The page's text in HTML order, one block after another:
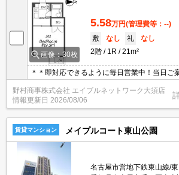
画像：30枚
5.58万円(管理費等：--)
敷
なし 礼
なし
2階
1R 21m²
＊＊即対応できるように毎日営業中！当日ご
野村商事株式会社 エイブルネットワーク大須店
情報更新日 2026/08/06
賃貸マンション メイプルコート東山公園
名古屋市営地下鉄東山線/